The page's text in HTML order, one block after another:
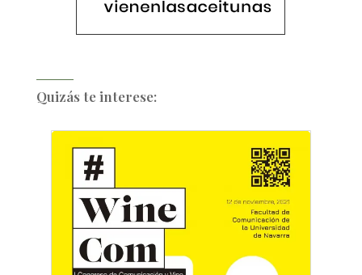
Quizás te interese: